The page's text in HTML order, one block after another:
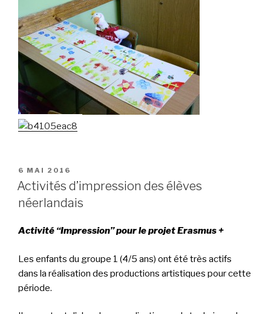
PUBLIÉ
LE
6 MAI 2016
Activités d’impression des élèves
néerlandais
Activité “Impression” pour le projet Erasmus +
Les enfants du groupe 1 (4/5 ans) ont été très actifs
dans la réalisation des productions artistiques pour cette
période.